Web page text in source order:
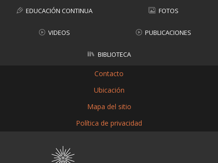
EDUCACIÓN CONTINUA FOTOS
VIDEOS PUBLICACIONES
BIBLIOTECA
Contacto
Ubicación
Mapa del sitio
Política de privacidad